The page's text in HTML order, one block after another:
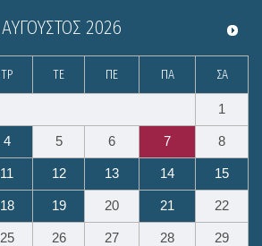
ΑΎΓΟΥΣΤΟΣ 2026
ΤΡ ΤΕ ΠΕ ΠΑ ΣΑ
1
4 5 6 7 8
11 12 13 14 15
18 19 20 21 22
25 26 27 28 29